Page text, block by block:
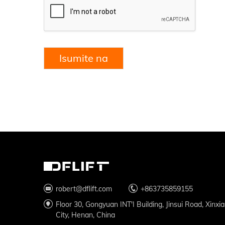
Isumite na
robert@dflift.com
+863735859155
Floor 30, Gongyuan INT'I Building, Jinsui Road,
City, Henan, China